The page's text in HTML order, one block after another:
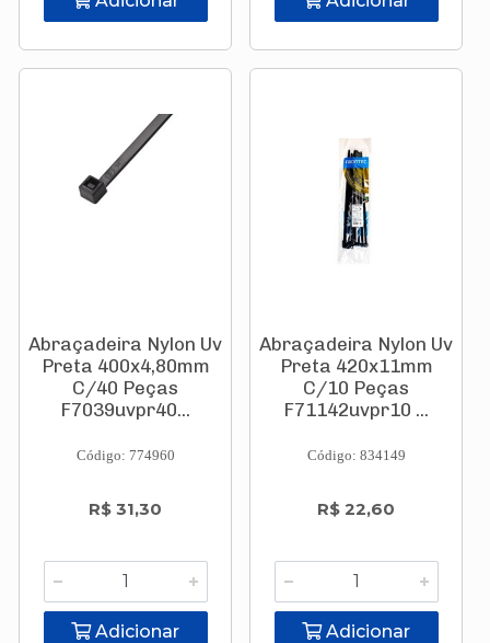
Abraçadeira Nylon Uv
Preta 400x4,80mm
C/40 Peças
F7039uvpr40...
Código: 774960
R$ 31,30
Adicionar
Abraçadeira Nylon Uv
Preta 420x11mm
C/10 Peças
F71142uvpr10 ...
Código: 834149
R$ 22,60
Adicionar